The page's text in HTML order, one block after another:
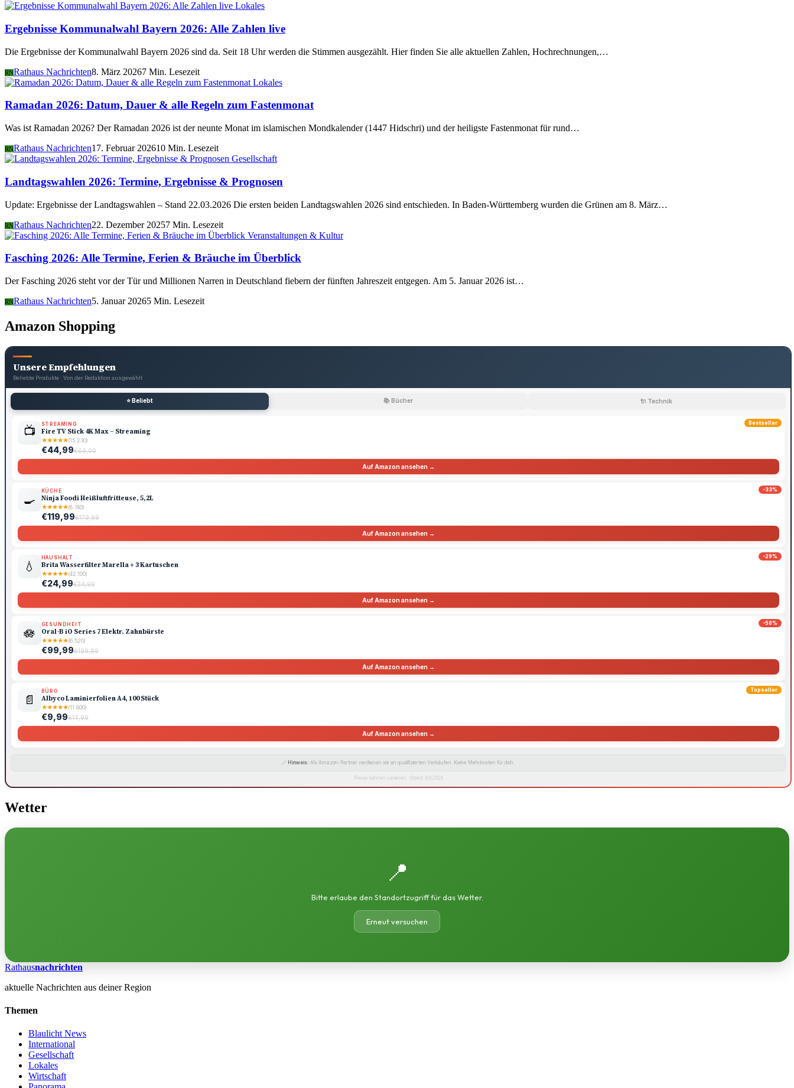
Lokales
Ergebnisse Kommunalwahl Bayern 2026: Alle Zahlen live
Die Ergebnisse der Kommunalwahl Bayern 2026 sind da. Seit 18 Uhr werden die Stimmen ausgezählt. Hier finden Sie alle aktuellen Zahlen, Hochrechnungen,…
RNRathaus Nachrichten8. März 20267 Min. Lesezeit
Lokales
Ramadan 2026: Datum, Dauer & alle Regeln zum Fastenmonat
Was ist Ramadan 2026? Der Ramadan 2026 ist der neunte Monat im islamischen Mondkalender (1447 Hidschri) und der heiligste Fastenmonat für rund…
RNRathaus Nachrichten17. Februar 202610 Min. Lesezeit
Gesellschaft
Landtagswahlen 2026: Termine, Ergebnisse & Prognosen
Update: Ergebnisse der Landtagswahlen – Stand 22.03.2026 Die ersten beiden Landtagswahlen 2026 sind entschieden. In Baden-Württemberg wurden die Grünen am 8. März…
RNRathaus Nachrichten22. Dezember 20257 Min. Lesezeit
Veranstaltungen & Kultur
Fasching 2026: Alle Termine, Ferien & Bräuche im Überblick
Der Fasching 2026 steht vor der Tür und Millionen Narren in Deutschland fiebern der fünften Jahreszeit entgegen. Am 5. Januar 2026 ist…
RNRathaus Nachrichten5. Januar 20265 Min. Lesezeit
Amazon Shopping
Unsere Empfehlungen
Beliebte Produkte · Von der Redaktion ausgewählt
⭐ Beliebt 📚 Bücher 🔌 Technik
Bestseller
📺 STREAMING
Fire TV Stick 4K Max – Streaming
★★★★★(15.230)
€44,99€69,99
Auf Amazon ansehen →
-33%
🍳
KÜCHE
Ninja Foodi Heißluftfritteuse, 5,2L
★★★★★(8.740)
€119,99€179,99
Auf Amazon ansehen →
-29%
💧
HAUSHALT
Brita Wasserfilter Marella + 3 Kartuschen
★★★★★(42.100)
€24,99€34,99
Auf Amazon ansehen →
-50%
🪷
GESUNDHEIT
Oral-B iO Series 7 Elektr. Zahnbürste
★★★★★(6.520)
€99,99€199,99
Auf Amazon ansehen →
Topseller
📄
BÜRO
Albyco Laminierfolien A4, 100 Stück
★★★★★(11.800)
€9,99€14,99
Auf Amazon ansehen →
🔗 Hinweis: Als Amazon-Partner verdienen wir an qualifizierten Verkäufen. Keine Mehrkosten für dich.
Preise können variieren · Stand: 8.8.2026
Wetter
📍
Bitte erlaube den Standortzugriff für das Wetter.
Erneut versuchen
Rathausnachrichten
aktuelle Nachrichten aus deiner Region
Themen
Blaulicht News
International
Gesellschaft
Lokales
Wirtschaft